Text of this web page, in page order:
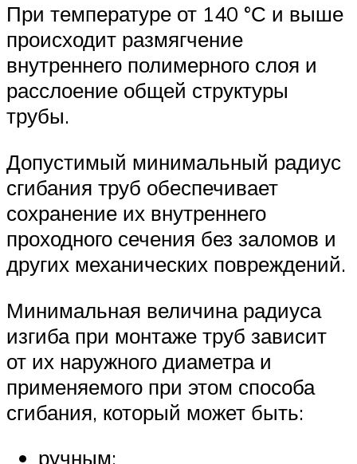
При температуре от 140 °С и выше
происходит размягчение
внутреннего полимерного слоя и
расслоение общей структуры
трубы.
Допустимый минимальный радиус
сгибания труб обеспечивает
сохранение их внутреннего
проходного сечения без заломов и
других механических повреждений.
Минимальная величина радиуса
изгиба при монтаже труб зависит
от их наружного диаметра и
применяемого при этом способа
сгибания, который может быть:
ручным;